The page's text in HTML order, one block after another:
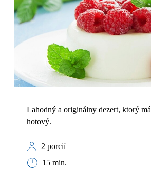
Lahodný a originálny dezert, ktorý
hotový.
2 porcií
15 min.